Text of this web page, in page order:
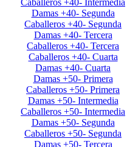
Caballeros +40- Intermedia
Damas +40- Segunda
Caballeros +40- Segunda
Damas +40- Tercera
Caballeros +40- Tercera
Caballeros +40- Cuarta
Damas +40- Cuarta
Damas +50- Primera
Caballeros +50- Primera
Damas +50- Intermedia
Caballeros +50- Intermedia
Damas +50- Segunda
Caballeros +50- Segunda
Damas +50- Tercera